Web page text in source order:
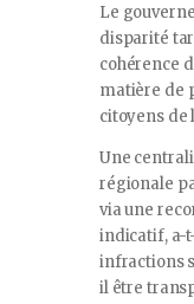
Le
disparité
cohérence
matière de
citoyens de
Une
régionale
via une
indicatif, a-
infractions
il être